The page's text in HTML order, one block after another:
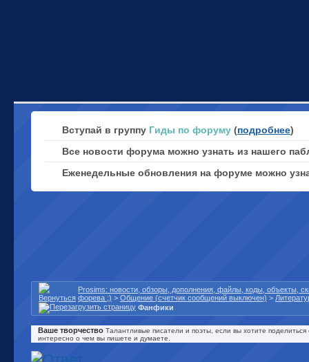
Вступай в группу Гиды по форуму (подробнее)
Все новости форума можно узнать из нашего
Еженедельные обновления на форуме можно
Prosims: новости, обзоры, дополнения, файлы, коды, объекты,
форева ;) > Общение (счетчик сообщений выключен) >
Фанфики
Ваше творчество Талантливые писатели и поэты, если вы хотите
интересно о чем вы пишете и думаете.